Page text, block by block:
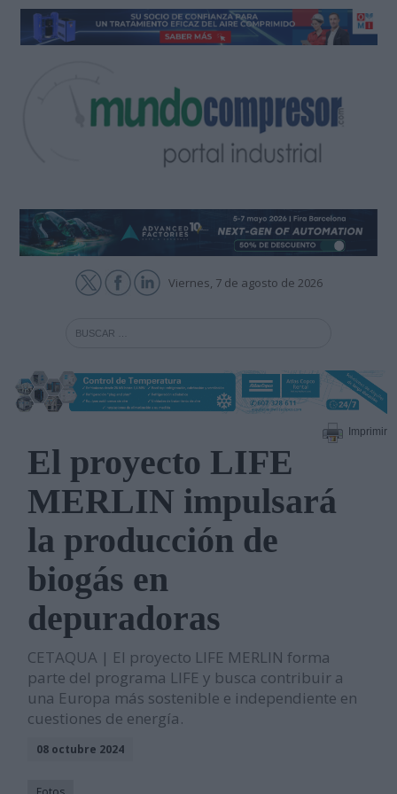
Viernes, 7 de agosto de 2026
Imprimir
El proyecto LIFE
MERLIN impulsará
la producción de
biogás en
depuradoras
CETAQUA | El proyecto LIFE MERLIN forma
parte del programa LIFE y busca contribuir a
una Europa más sostenible e independiente en
cuestiones de energía.
08 octubre 2024